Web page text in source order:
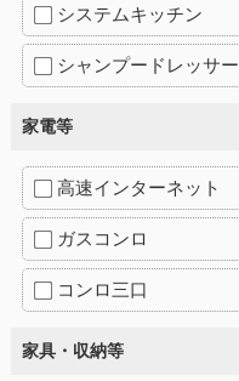
システムキッチン
シャンプードレッサー
家電等
高速インターネット
ガスコンロ
コンロ三口
家具・収納等